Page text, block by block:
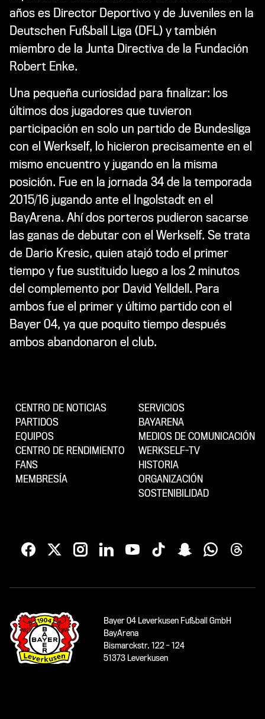
años es Director Deportivo y de Juveniles en la
Deutschen Fußball Liga (DFL) y también
miembro de la Junta Directiva de la Fundación
Robert Enke.
Una pequeña curiosidad para finalizar: los
últimos dos jugadores que tuvieron
participación en solo un partido de Bundesliga
con el Werkself, lo hicieron precisamente en el
mismo encuentro y jugando en la misma
posición. Fue en la jornada 34 de la temporada
2015/16 jugando ante el Ingolstadt en el
BayArena. Ahí dos porteros pudieron sacarse
las ganas de debutar con el Werkself. Se trata
de Dario Kresic, quien atajó todo el primer
tiempo y fue sustituido luego a los 2 minutos
del complemento por David Yelldell. Para
ambos fue el primer y último partido con el
Bayer 04, ya que poquito tiempo después
ambos abandonaron el club.
CENTRO DE NOTICIAS
PARTIDOS
EQUIPOS
CENTRO DE RENDIMIENTO
FANS
MEMBRESÍA
SERVICIOS
BAYARENA
MEDIOS DE COMUNICACIÓN
WERKSELF-TV
HISTORIA
ORGANIZACIÓN
SOSTENIBILIDAD
Bayer 04 Leverkusen Fußball GmbH
BayArena
Bismarckstr. 122 - 124
51373 Leverkusen